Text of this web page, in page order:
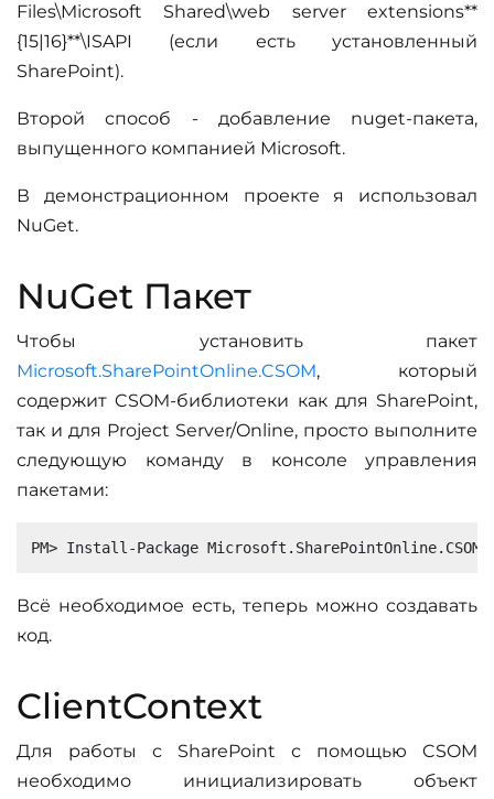
Files\Microsoft Shared\web server extensions**
{15|16}**\ISAPI (если есть установленный
SharePoint).
Второй способ - добавление nuget-пакета,
выпущенного компанией Microsoft.
В демонстрационном проекте я использовал
NuGet.
NuGet Пакет
Чтобы установить пакет
Microsoft.SharePointOnline.CSOM, который
содержит CSOM-библиотеки как для SharePoint,
так и для Project Server/Online, просто выполните
следующую команду в консоле управления
пакетами:
Всё необходимое есть, теперь можно создавать
код.
ClientContext
Для работы с SharePoint с помощью CSOM
необходимо инициализировать объект